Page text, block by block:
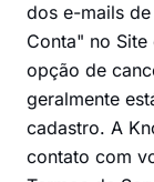
dos e-mails
Conta" no
opção de
geralmente
cadastro. A
contato com